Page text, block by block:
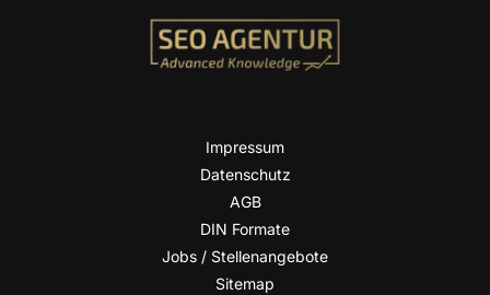
Impres­sum
Daten­schutz
AGB
DIN For­ma­te
Jobs / Stellenangebote
Site­map